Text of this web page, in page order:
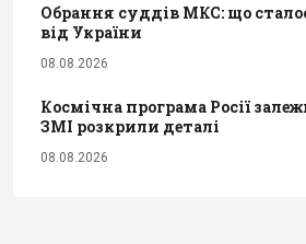
Обрання суддів МКС: що
від України
08.08.2026
Космічна програма Росії
ЗМІ розкрили деталі
08.08.2026